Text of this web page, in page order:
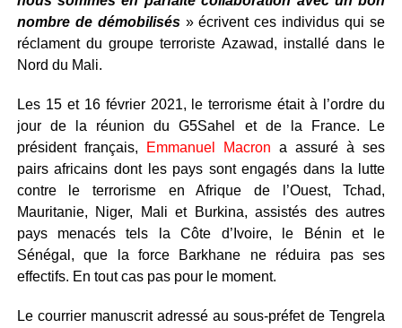
nombre de démobilisés » écrivent ces individus qui se
réclament du groupe terroriste Azawad, installé dans le
Nord du Mali.
Les 15 et 16 février 2021, le terrorisme était à l’ordre du
jour de la réunion du G5Sahel et de la France. Le
président français,
Emmanuel Macron a assuré à ses
pairs africains dont les pays sont engagés dans la lutte
contre le terrorisme en Afrique de l’Ouest, Tchad,
Mauritanie, Niger, Mali et Burkina, assistés des autres
pays menacés tels la Côte d’Ivoire, le Bénin et le
Sénégal, que la force Barkhane ne réduira pas ses
effectifs. En tout cas pas pour le moment.
Le courrier manuscrit adressé au sous-préfet de Tengrela